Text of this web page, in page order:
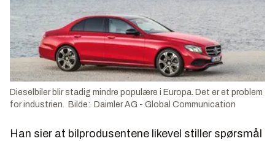
Dieselbiler blir stadig mindre populære i Europa. Det er et problem
for industrien. Bilde: Daimler AG - Global Communication
Han sier at bilprodusentene likevel stiller spørsmål